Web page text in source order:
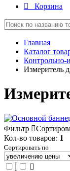
Корзина
Главная
Каталог
Контрольно-
Измеритель
Фильтр
Кол-во товаров: 1
Сортировать по